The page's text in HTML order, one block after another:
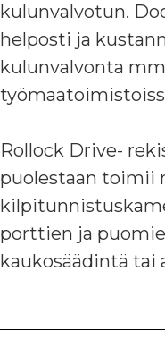
kulunvalvotun.
helposti ja
kulunvalvonta
Rollock Drive-
puolestaan toimii
porttien ja
kaukosäädintä tai